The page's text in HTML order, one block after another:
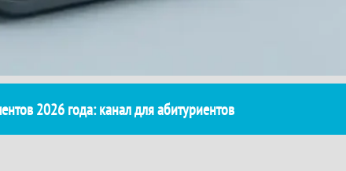
2026 года: канал для абитуриентов